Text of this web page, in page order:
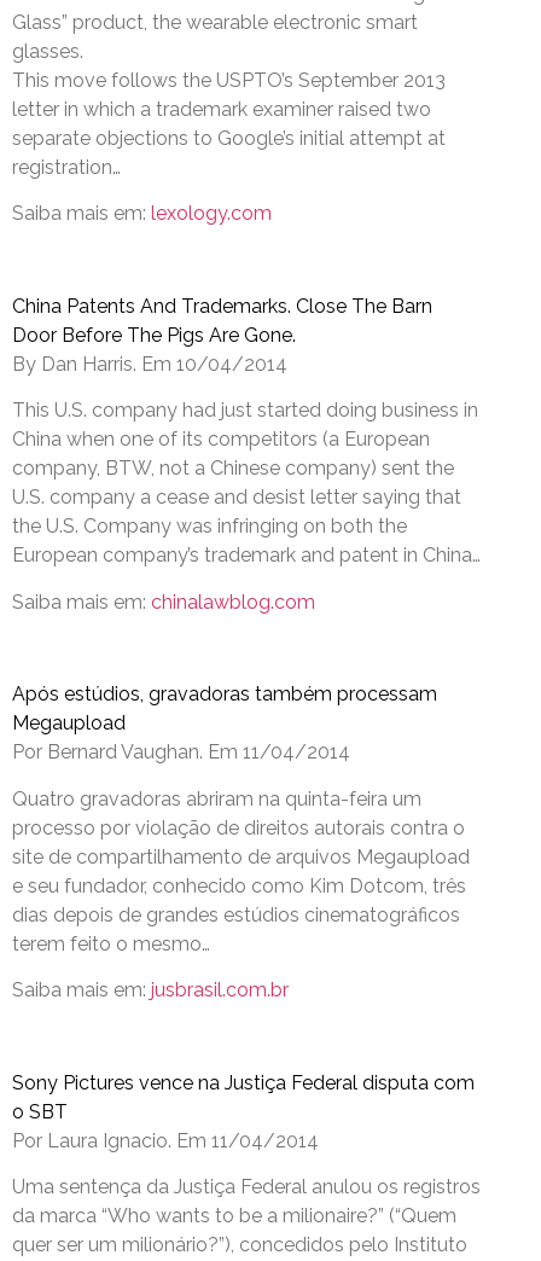
Glass” product, the wearable electronic smart
glasses.
This move follows the USPTO’s September 2013
letter in which a trademark examiner raised two
separate objections to Google’s initial attempt at
registration…
Saiba mais em: lexology.com
China Patents And Trademarks. Close The Barn
Door Before The Pigs Are Gone.
By Dan Harris. Em 10/04/2014
This U.S. company had just started doing business in
China when one of its competitors (a European
company, BTW, not a Chinese company) sent the
U.S. company a cease and desist letter saying that
the U.S. Company was infringing on both the
European company’s trademark and patent in China…
Saiba mais em: chinalawblog.com
Após estúdios, gravadoras também processam
Megaupload
Por Bernard Vaughan. Em 11/04/2014
Quatro gravadoras abriram na quinta-feira um
processo por violação de direitos autorais contra o
site de compartilhamento de arquivos Megaupload
e seu fundador, conhecido como Kim Dotcom, três
dias depois de grandes estúdios cinematográficos
terem feito o mesmo…
Saiba mais em: jusbrasil.com.br
Sony Pictures vence na Justiça Federal disputa com
o SBT
Por Laura Ignacio. Em 11/04/2014
Uma sentença da Justiça Federal anulou os registros
da marca “Who wants to be a milionaire?” (“Quem
quer ser um milionário?”), concedidos pelo Instituto